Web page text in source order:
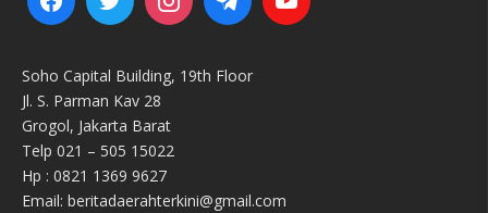
Soho Capital Building, 19th Floor
Jl. S. Parman Kav 28
Grogol, Jakarta Barat
Telp 021 – 505 15022
Hp : 0821 1369 9627
Email: beritadaerahterkini@gmail.com